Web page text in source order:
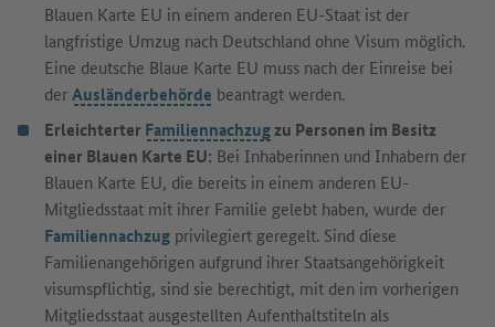
Blauen Karte EU in einem anderen EU-Staat ist der
langfristige Umzug nach Deutschland ohne Visum möglich.
Eine deutsche Blaue Karte EU muss nach der Einreise bei
derAusländerbehörde beantragt werden.
ErleichterterFamiliennachzugzu Personen im Besitz
einer Blauen Karte EU: Bei Inhaberinnen und Inhabern der
Blauen Karte EU, die bereits in einem anderen EU-
Mitgliedsstaat mit ihrer Familie gelebt haben, wurde der
Familiennachzug privilegiert geregelt. Sind diese
Familienangehörigen aufgrund ihrer Staatsangehörigkeit
visumspflichtig, sind sie berechtigt, mit den im vorherigen
Mitgliedsstaat ausgestellten Aufenthaltstiteln als